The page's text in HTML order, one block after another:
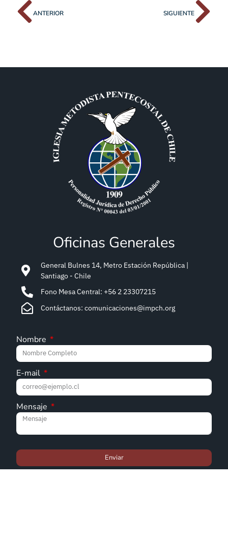
ANTERIOR SIGUIENTE
Oficinas Generales
General Bulnes 14, Metro Estación República |
Santiago - Chile
Fono Mesa Central: +56 2 23307215
Contáctanos: comunicaciones@impch.org
Nombre
E-mail
Mensaje
Enviar